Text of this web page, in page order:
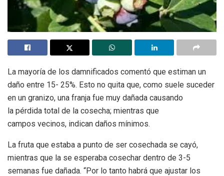
La mayoría de los damnificados comentó que estiman un
daño entre 15- 25%. Esto no quita que, como suele suceder
en un granizo, una franja fue muy dañada causando
la pérdida total de la cosecha; mientras que
campos vecinos, indican daños mínimos.
La fruta que estaba a punto de ser cosechada se cayó,
mientras que la se esperaba cosechar dentro de 3-5
semanas fue dañada. “Por lo tanto habrá que ajustar los